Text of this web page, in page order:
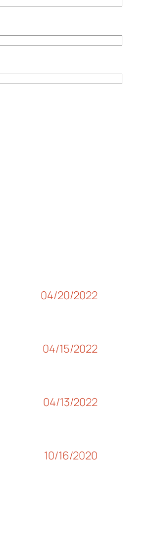
04/20/2022
04/15/2022
04/13/2022
10/16/2020